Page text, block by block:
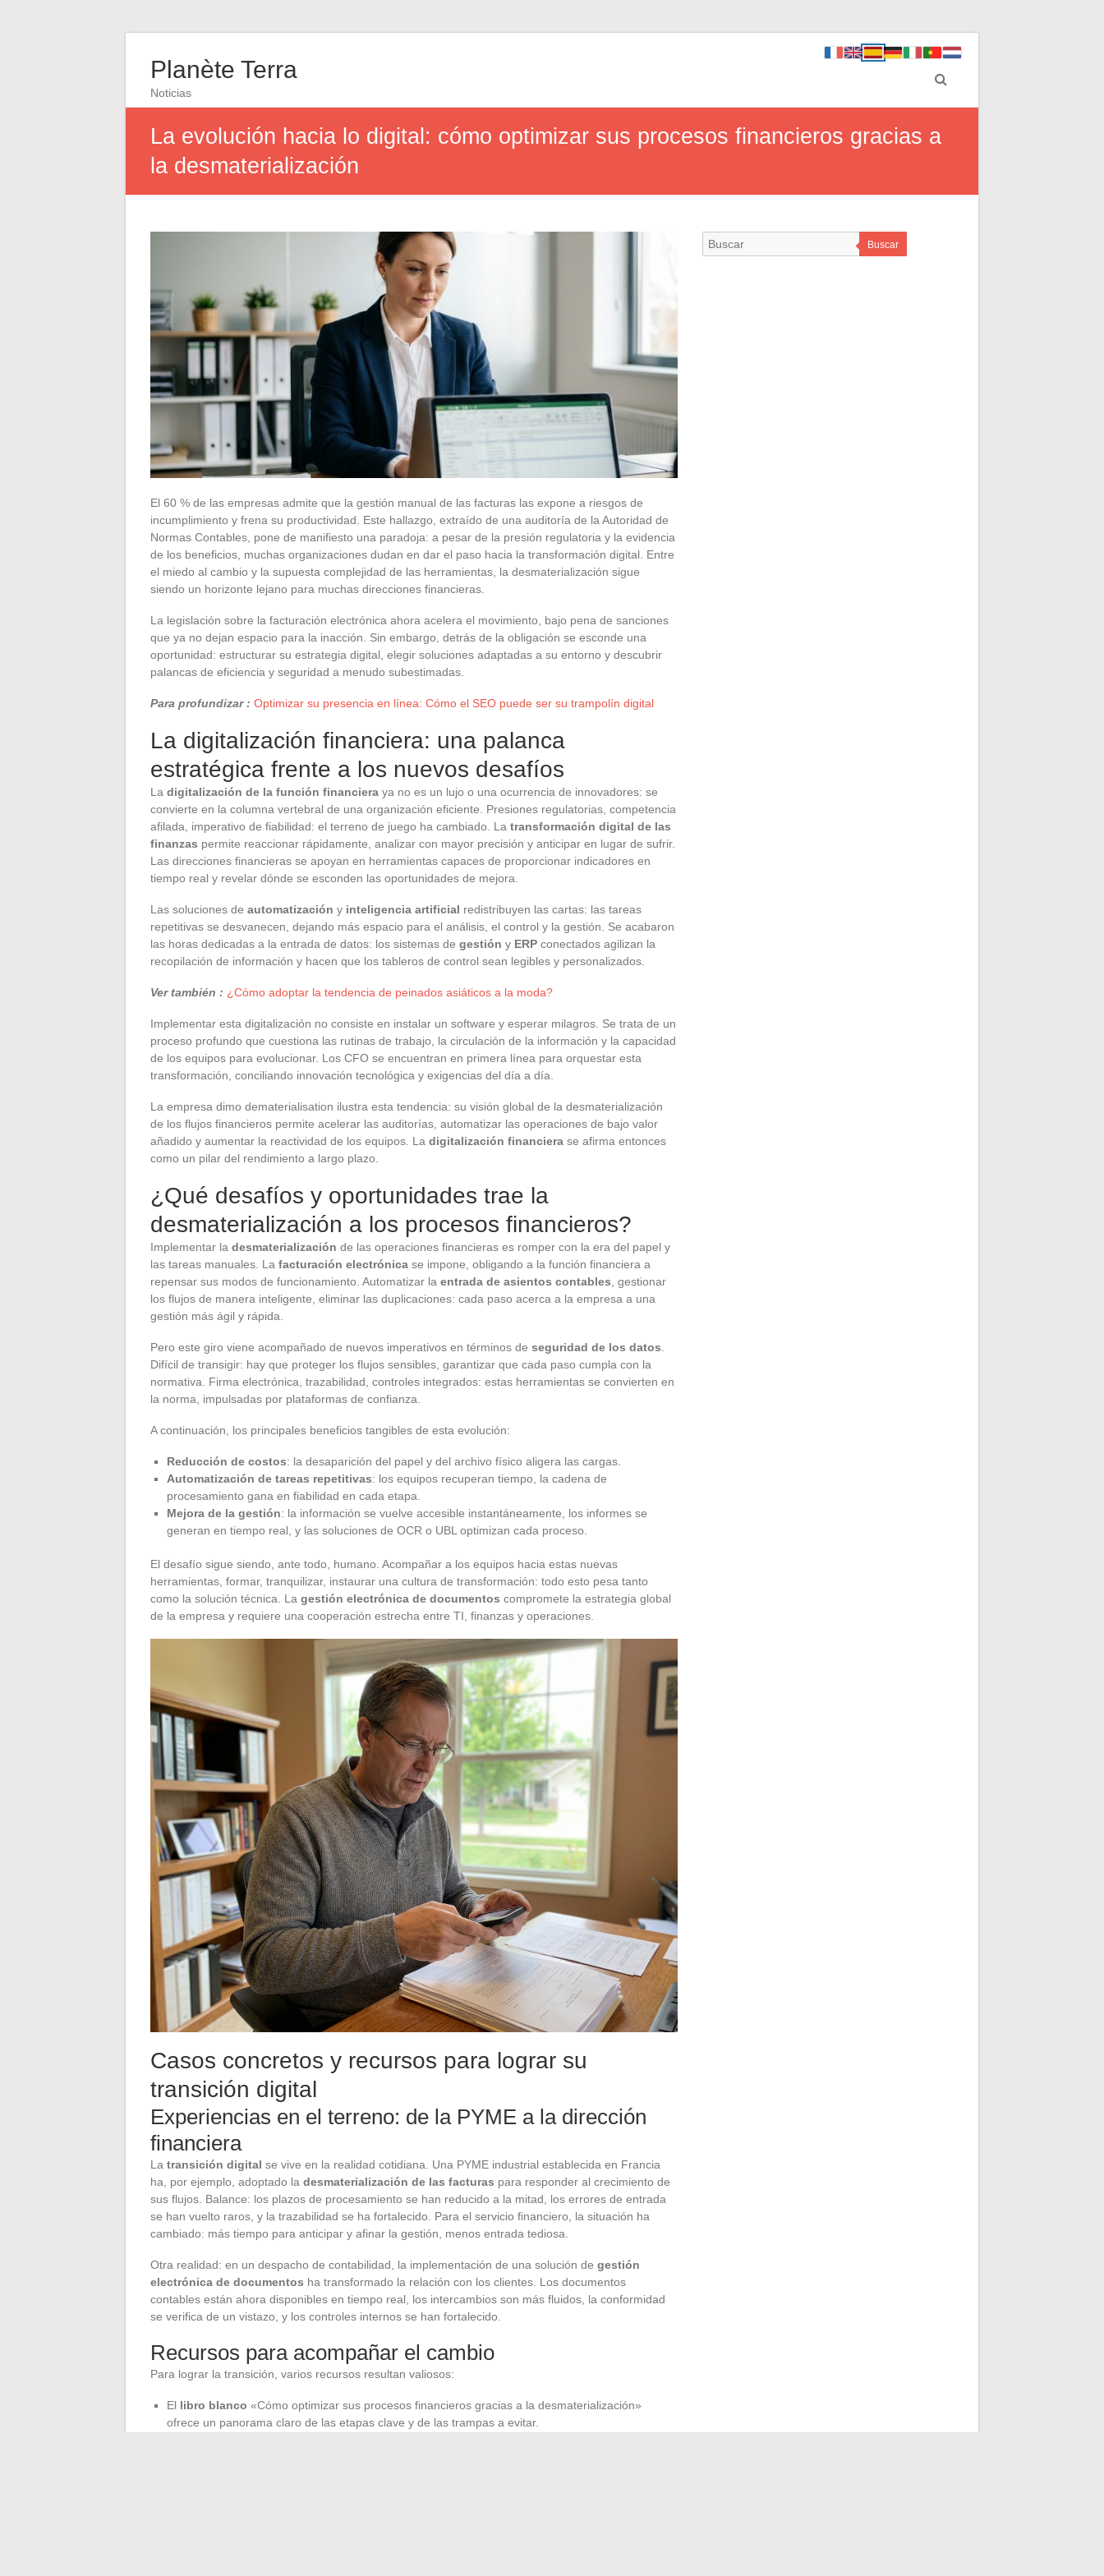
Planète Terra
Noticias
La evolución hacia lo digital: cómo optimizar sus procesos financieros gracias a
la desmaterialización
El 60 % de las empresas admite que la gestión manual de las facturas las expone a riesgos de
incumplimiento y frena su productividad. Este hallazgo, extraído de una auditoría de la Autoridad de
Normas Contables, pone de manifiesto una paradoja: a pesar de la presión regulatoria y la evidencia
de los beneficios, muchas organizaciones dudan en dar el paso hacia la transformación digital. Entre
el miedo al cambio y la supuesta complejidad de las herramientas, la desmaterialización sigue
siendo un horizonte lejano para muchas direcciones financieras.
La legislación sobre la facturación electrónica ahora acelera el movimiento, bajo pena de sanciones
que ya no dejan espacio para la inacción. Sin embargo, detrás de la obligación se esconde una
oportunidad: estructurar su estrategia digital, elegir soluciones adaptadas a su entorno y descubrir
palancas de eficiencia y seguridad a menudo subestimadas.
Para profundizar : Optimizar su presencia en línea: Cómo el SEO puede ser su trampolín digital
La digitalización financiera: una palanca
estratégica frente a los nuevos desafíos
La digitalización de la función financiera ya no es un lujo o una ocurrencia de innovadores: se
convierte en la columna vertebral de una organización eficiente. Presiones regulatorias, competencia
afilada, imperativo de fiabilidad: el terreno de juego ha cambiado. La transformación digital de las
finanzas permite reaccionar rápidamente, analizar con mayor precisión y anticipar en lugar de sufrir.
Las direcciones financieras se apoyan en herramientas capaces de proporcionar indicadores en
tiempo real y revelar dónde se esconden las oportunidades de mejora.
Las soluciones de automatización y inteligencia artificial redistribuyen las cartas: las tareas
repetitivas se desvanecen, dejando más espacio para el análisis, el control y la gestión. Se acabaron
las horas dedicadas a la entrada de datos: los sistemas de gestión y ERP conectados agilizan la
recopilación de información y hacen que los tableros de control sean legibles y personalizados.
Ver también : ¿Cómo adoptar la tendencia de peinados asiáticos a la moda?
Implementar esta digitalización no consiste en instalar un software y esperar milagros. Se trata de un
proceso profundo que cuestiona las rutinas de trabajo, la circulación de la información y la capacidad
de los equipos para evolucionar. Los CFO se encuentran en primera línea para orquestar esta
transformación, conciliando innovación tecnológica y exigencias del día a día.
La empresa dimo dematerialisation ilustra esta tendencia: su visión global de la desmaterialización
de los flujos financieros permite acelerar las auditorías, automatizar las operaciones de bajo valor
añadido y aumentar la reactividad de los equipos. La digitalización financiera se afirma entonces
como un pilar del rendimiento a largo plazo.
¿Qué desafíos y oportunidades trae la
desmaterialización a los procesos financieros?
Implementar la desmaterialización de las operaciones financieras es romper con la era del papel y
las tareas manuales. La facturación electrónica se impone, obligando a la función financiera a
repensar sus modos de funcionamiento. Automatizar la entrada de asientos contables , gestionar
los flujos de manera inteligente, eliminar las duplicaciones: cada paso acerca a la empresa a una
gestión más ágil y rápida.
Pero este giro viene acompañado de nuevos imperativos en términos de seguridad de los datos
Difícil de transigir: hay que proteger los flujos sensibles, garantizar que cada paso cumpla con la
normativa. Firma electrónica, trazabilidad, controles integrados: estas herramientas se convierten en
la norma, impulsadas por plataformas de confianza.
A continuación, los principales beneficios tangibles de esta evolución:
Reducción de costos: la desaparición del papel y del archivo físico aligera las cargas.
Automatización de tareas repetitivas: los equipos recuperan tiempo, la cadena de
procesamiento gana en fiabilidad en cada etapa.
Mejora de la gestión: la información se vuelve accesible instantáneamente, los informes se
generan en tiempo real, y las soluciones de OCR o UBL optimizan cada proceso.
El desafío sigue siendo, ante todo, humano. Acompañar a los equipos hacia estas nuevas
herramientas, formar, tranquilizar, instaurar una cultura de transformación: todo esto pesa tanto
como la solución técnica. La gestión electrónica de documentos compromete la estrategia global
de la empresa y requiere una cooperación estrecha entre TI, finanzas y operaciones.
Casos concretos y recursos para lograr su
transición digital
Experiencias en el terreno: de la PYME a la dirección
financiera
La transición digital se vive en la realidad cotidiana. Una PYME industrial establecida en Francia
ha, por ejemplo, adoptado la desmaterialización de las facturas para responder al crecimiento de
sus flujos. Balance: los plazos de procesamiento se han reducido a la mitad, los errores de entrada
se han vuelto raros, y la trazabilidad se ha fortalecido. Para el servicio financiero, la situación ha
cambiado: más tiempo para anticipar y afinar la gestión, menos entrada tediosa.
Otra realidad: en un despacho de contabilidad, la implementación de una solución de gestión
electrónica de documentos ha transformado la relación con los clientes. Los documentos
contables están ahora disponibles en tiempo real, los intercambios son más fluidos, la conformidad
se verifica de un vistazo, y los controles internos se han fortalecido.
Recursos para acompañar el cambio
Para lograr la transición, varios recursos resultan valiosos:
El libro blanco «Cómo optimizar sus procesos financieros gracias a la desmaterialización»
ofrece un panorama claro de las etapas clave y de las trampas a evitar.
Buscar